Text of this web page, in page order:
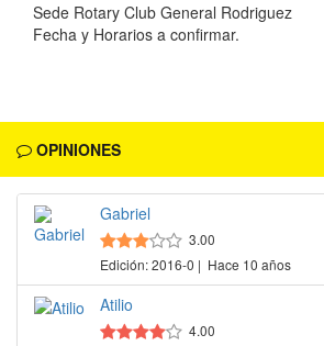
Sede Rotary Club General Rodriguez
Fecha y Horarios a confirmar.
OPINIONES
Gabriel
3.00
Edición: 2016-0 | Hace 10 años
Atilio
4.00